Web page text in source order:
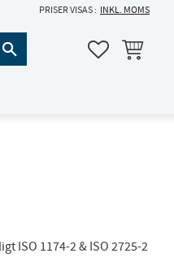
PRISER VISAS INKL. MOMS
FAVORITER
KUNDVAGN
ISO 1174-2 & ISO 2725-2